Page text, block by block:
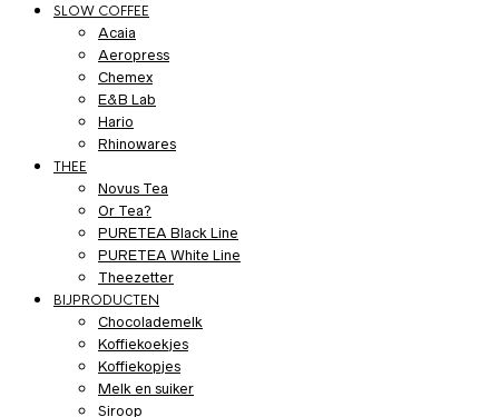
SLOW COFFEE
Acaia
Aeropress
Chemex
E&B Lab
Hario
Rhinowares
THEE
Novus Tea
Or Tea?
PURETEA Black Line
PURETEA White Line
Theezetter
BIJPRODUCTEN
Chocolademelk
Koffiekoekjes
Koffiekopjes
Melk en suiker
Siroop